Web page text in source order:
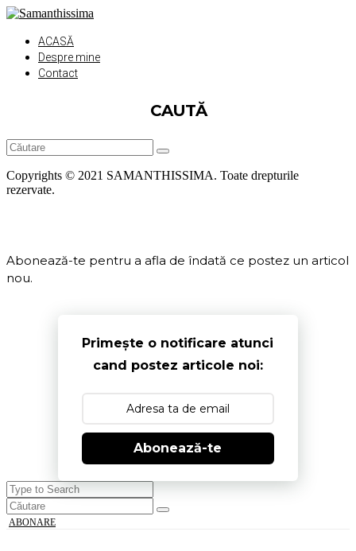
ACASĂ
Despre mine
Contact
CAUTĂ
Copyrights © 2021 SAMANTHISSIMA. Toate drepturile
rezervate.
Abonează-te pentru a afla de îndată ce postez un articol
nou.
Primește o notificare atunci
cand postez articole noi:
Abonează-te
ABONARE